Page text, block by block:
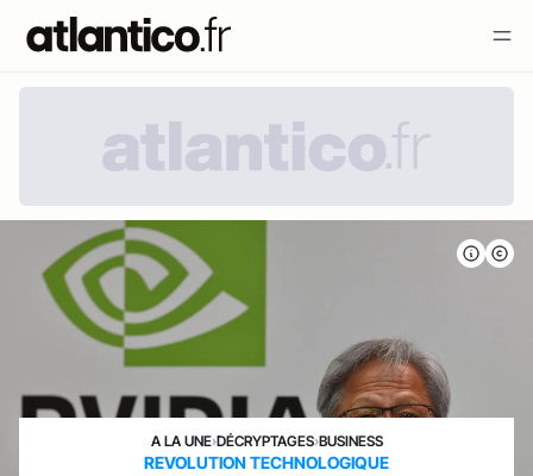
A LA UNE›DÉCRYPTAGES›BUSINESS
REVOLUTION TECHNOLOGIQUE